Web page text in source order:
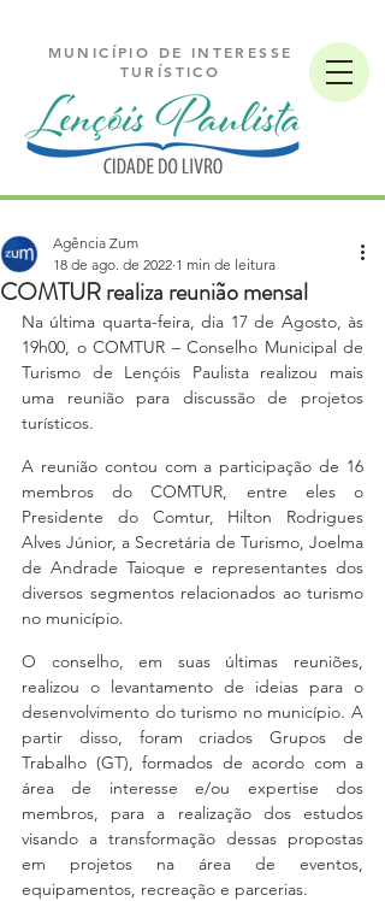
MUNICÍPIO DE INTERESSE
TURÍSTICO
COMTUR realiza reunião mensal
Agência Zum
18 de ago. de 2022 1 min de leitura
Na última quarta-feira, dia 17 de Agosto, às
19h00, o COMTUR – Conselho Municipal de
Turismo de Lençóis Paulista realizou mais
uma reunião para discussão de projetos
turísticos.
A reunião contou com a participação de 16
membros do COMTUR, entre eles o
Presidente do Comtur, Hilton Rodrigues
Alves Júnior, a Secretária de Turismo, Joelma
de Andrade Taioque e representantes dos
diversos segmentos relacionados ao turismo
no município.
O conselho, em suas últimas reuniões,
realizou o levantamento de ideias para o
desenvolvimento do turismo no município. A
partir disso, foram criados Grupos de
Trabalho (GT), formados de acordo com a
área de interesse e/ou expertise dos
membros, para a realização dos estudos
visando a transformação dessas propostas
em projetos na área de eventos,
equipamentos, recreação e parcerias.